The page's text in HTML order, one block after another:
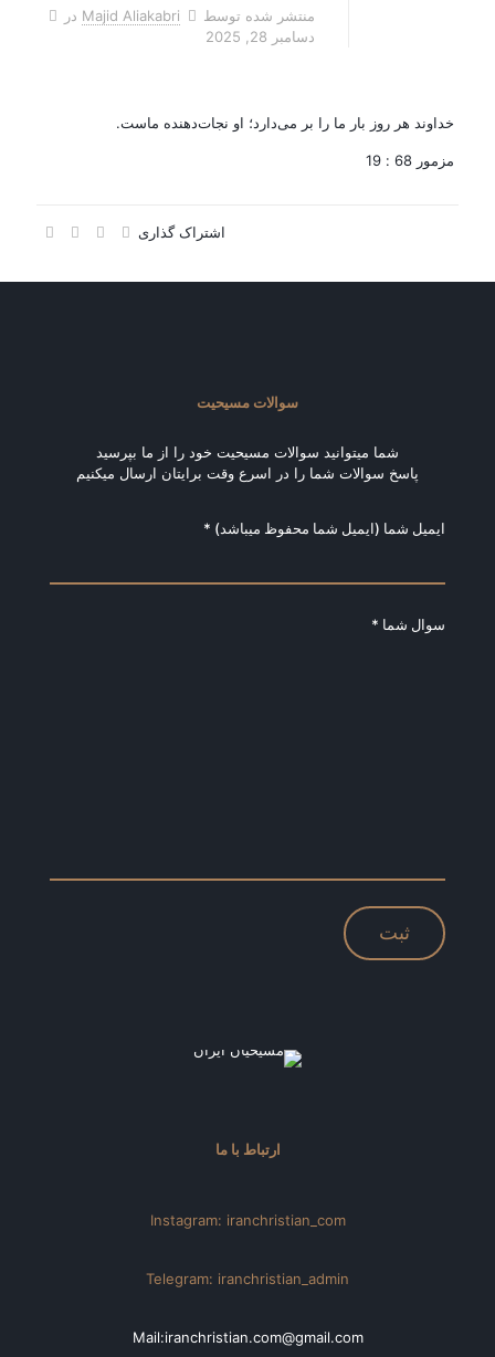
منتشر شده توسط Majid Aliakabri در
دسامبر 28, 2025
خداوند هر روز بار ما را بر می‌دارد؛ او نجات‌دهنده ماست.
مزمور 68 : 19
اشتراک گذاری
سوالات مسیحیت
شما میتوانید سوالات مسیحیت خود را از ما بپرسید
پاسخ سوالات شما را در اسرع وقت برایتان ارسال میکنیم
ایمیل شما (ایمیل شما محفوظ میباشد) *
سوال شما *
ارتباط با ما
Instagram: iranchristian_com
Telegram: iranchristian_admin
Mail:iranchristian.com@gmail.com